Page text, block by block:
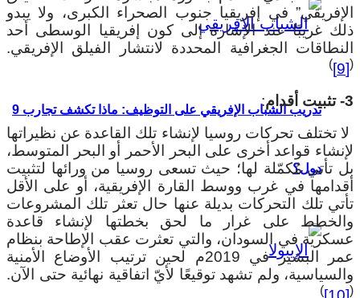
تدريب الشباب الإفريقي على التوظيف: ماذا تكشف تجارب 9
دول؟
في إفريقيا جنوب الصحراء الكبرى، ولا يبدو
غريبًا عند الإشارة إلى كون إفريقيا الوسطى أحد
الجغرافية المحددة لانتشار الفيلق الإفريقي.
)
تختلف تحركات روسيا لإنشاء تلك القاعدة عن نظيراتها
قواعد أخرى على البحر الأحمر أو البحر المتوسط،
تأتي مُكمّلة لها؛ حيث تسعى روسيا من ورائها لتثبيت
في غرب ووسط القارة الإفريقية، أو على الأقل
تلك التحركات بديلة عنها حال تعثر تلك المشروعات
على غرار ما لحق بخطتها لإنشاء قاعدة
في السودان، والتي تعثرت عقب الإطاحة بنظام
عمر البشير في 2019م لحين ترتيب الأوضاع الأمنية
ولم تشهد توقيعًا لأيّ اتفاقية نهائية حتى الآن.
)